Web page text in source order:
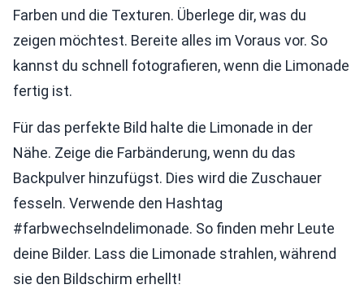
Farben und die Texturen. Überlege dir, was du
zeigen möchtest. Bereite alles im Voraus vor. So
kannst du schnell fotografieren, wenn die Limonade
fertig ist.
Für das perfekte Bild halte die Limonade in der
Nähe. Zeige die Farbänderung, wenn du das
Backpulver hinzufügst. Dies wird die Zuschauer
fesseln. Verwende den Hashtag
#farbwechselndelimonade. So finden mehr Leute
deine Bilder. Lass die Limonade strahlen, während
sie den Bildschirm erhellt!